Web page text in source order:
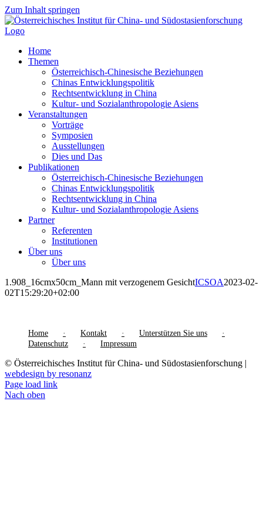
Zum Inhalt springen
Home
Themen
Österreichisch-Chinesische Beziehungen
Chinas Entwicklungspolitik
Rechtsentwicklung in China
Kultur- und Sozialanthropologie Asiens
Veranstaltungen
Vorträge
Symposien
Ausstellungen
Dies und Das
Publikationen
Österreichisch-Chinesische Beziehungen
Chinas Entwicklungspolitik
Rechtsentwicklung in China
Kultur- und Sozialanthropologie Asiens
Partner
Referenten
Institutionen
Über uns
Über uns
1.908_16cmx50cm_Mann mit verzogenem GesichtICSOA2023-02-
02T15:29:20+02:00
Home Kontakt
Unterstützen Sie uns
Datenschutz
Impressum
© Österreichisches Institut für China- und Südostasienforschung |
webdesign by resonanz
Page load link
Nach oben